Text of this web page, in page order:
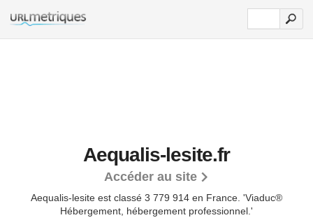
Aequalis-lesite.fr
Accéder au site
Aequalis-lesite est classé 3 779 914 en France. 'Viaduc®
Hébergement, hébergement professionnel.'